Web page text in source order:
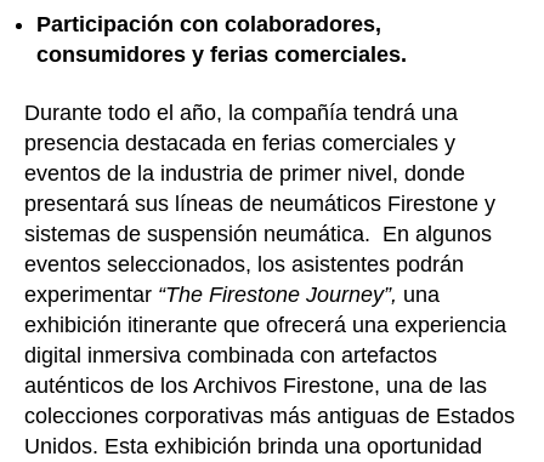
Participación con colaboradores,
consumidores y ferias comerciales.
Durante todo el año, la compañía tendrá una
presencia destacada en ferias comerciales y
eventos de la industria de primer nivel, donde
presentará sus líneas de neumáticos Firestone y
sistemas de suspensión neumática. En algunos
eventos seleccionados, los asistentes podrán
experimentar “The Firestone Journey”, una
exhibición itinerante que ofrecerá una experiencia
digital inmersiva combinada con artefactos
auténticos de los Archivos Firestone, una de las
colecciones corporativas más antiguas de Estados
Unidos. Esta exhibición brinda una oportunidad